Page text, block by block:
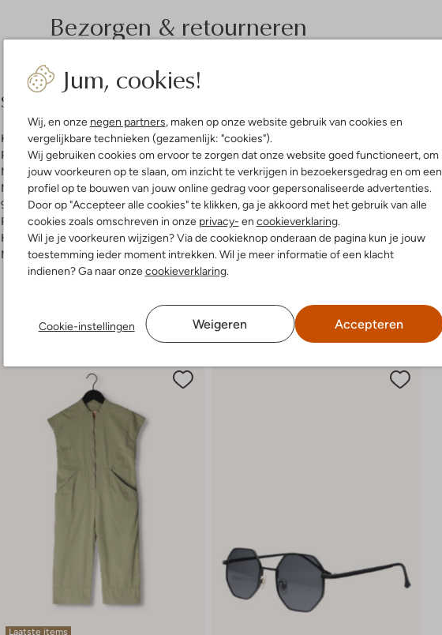
Jum, cookies!
Wij, en onze negen partners, maken op onze website gebruik van cookies en
vergelijkbare technieken (gezamenlijk: "cookies").
Wij gebruiken cookies om ervoor te zorgen dat onze website goed functioneert, om
jouw voorkeuren op te slaan, om inzicht te verkrijgen in bezoekersgedrag en om een
profiel op te bouwen van jouw online gedrag voor gepersonaliseerde advertenties.
Door op "Accepteer alle cookies" te klikken, ga je akkoord met het gebruik van alle
cookies zoals omschreven in onze privacy- en cookieverklaring.
Wil je je voorkeuren wijzigen? Via de cookieknop onderaan de pagina kun je jouw
toestemming ieder moment intrekken. Wil je meer informatie of een klacht
indienen? Ga naar onzecookieverklaring.
Cookie-instellingen Weigeren Accepteren
Bezorgen & retourneren
Samenstelling & Pasvorm
Kleur:Multi
Patroon: Dierenprint
Materiaal:Katoen
Materiaalpercentages:
95% Katoen En 5% Elastaan
Pasvorm:Aansluitend
Halslijn: Rond
Mouwlengte:Mouwloos
Strijken op maximaal 110 °C
Kan niet in de droogtrommel
Gewone chemische reiniging
Niet bleken
Laatste items